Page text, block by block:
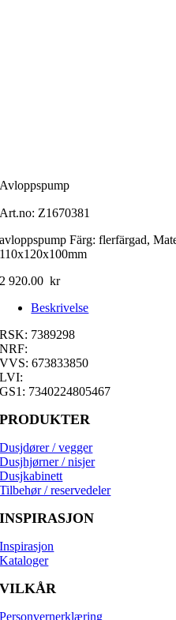
Avloppspump
Art.no: Z1670381
avloppspump Färg: flerfärgad,
110x120x100mm
2 920.00 kr
Beskrivelse
RSK: 7389298
NRF:
VVS: 673833850
LVI:
GS1: 7340224805467
PRODUKTER
Dusjdører / vegger
Dusjhjørner / nisjer
Dusjkabinett
Tilbehør / reservedeler
INSPIRASJON
Inspirasjon
Kataloger
VILKÅR
Personvernerklæring